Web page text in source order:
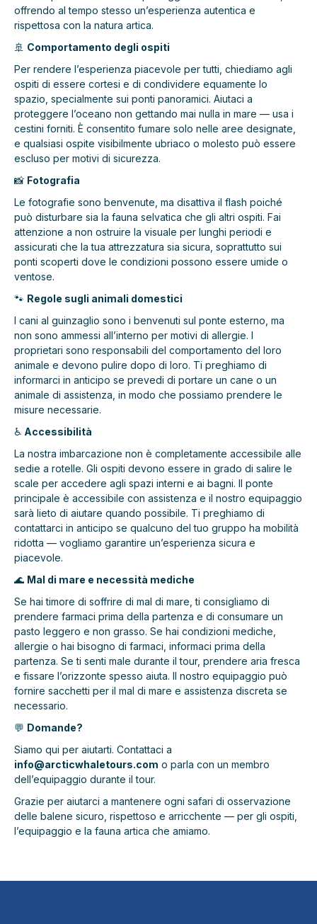
offrendo al tempo stesso un’esperienza autentica e
rispettosa con la natura artica.
🚢 Comportamento degli ospiti
Per rendere l’esperienza piacevole per tutti, chiediamo agli
ospiti di essere cortesi e di condividere equamente lo
spazio, specialmente sui ponti panoramici. Aiutaci a
proteggere l’oceano non gettando mai nulla in mare — usa i
cestini forniti. È consentito fumare solo nelle aree designate,
e qualsiasi ospite visibilmente ubriaco o molesto può essere
escluso per motivi di sicurezza.
📸 Fotografia
Le fotografie sono benvenute, ma disattiva il flash poiché
può disturbare sia la fauna selvatica che gli altri ospiti. Fai
attenzione a non ostruire la visuale per lunghi periodi e
assicurati che la tua attrezzatura sia sicura, soprattutto sui
ponti scoperti dove le condizioni possono essere umide o
ventose.
🐾 Regole sugli animali domestici
I cani al guinzaglio sono i benvenuti sul ponte esterno, ma
non sono ammessi all’interno per motivi di allergie. I
proprietari sono responsabili del comportamento del loro
animale e devono pulire dopo di loro. Ti preghiamo di
informarci in anticipo se prevedi di portare un cane o un
animale di assistenza, in modo che possiamo prendere le
misure necessarie.
♿ Accessibilità
La nostra imbarcazione non è completamente accessibile alle
sedie a rotelle. Gli ospiti devono essere in grado di salire le
scale per accedere agli spazi interni e ai bagni. Il ponte
principale è accessibile con assistenza e il nostro equipaggio
sarà lieto di aiutare quando possibile. Ti preghiamo di
contattarci in anticipo se qualcuno del tuo gruppo ha mobilità
ridotta — vogliamo garantire un’esperienza sicura e
piacevole.
🌊 Mal di mare e necessità mediche
Se hai timore di soffrire di mal di mare, ti consigliamo di
prendere farmaci prima della partenza e di consumare un
pasto leggero e non grasso. Se hai condizioni mediche,
allergie o hai bisogno di farmaci, informaci prima della
partenza. Se ti senti male durante il tour, prendere aria fresca
e fissare l’orizzonte spesso aiuta. Il nostro equipaggio può
fornire sacchetti per il mal di mare e assistenza discreta se
necessario.
💬 Domande?
Siamo qui per aiutarti. Contattaci a
info@arcticwhaletours.com o parla con un membro
dell’equipaggio durante il tour.
Grazie per aiutarci a mantenere ogni safari di osservazione
delle balene sicuro, rispettoso e arricchente — per gli ospiti,
l’equipaggio e la fauna artica che amiamo.